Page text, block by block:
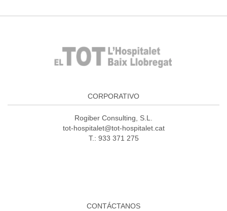
CORPORATIVO
Rogiber Consulting, S.L.
tot-hospitalet@tot-hospitalet.cat
T.: 933 371 275
CONTÁCTANOS